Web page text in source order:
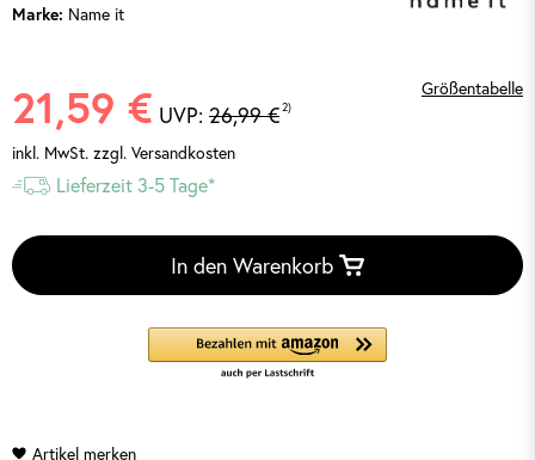
Marke: Name it
Größentabelle
21,59 € UVP: 26,99 €2)
inkl. MwSt. zzgl. Versandkosten
Lieferzeit 3-5 Tage*
In den Warenkorb